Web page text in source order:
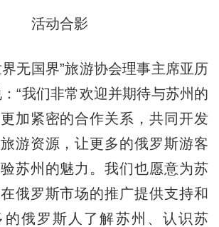
活动合影
国界”旅游协会理事主席亚历
“我们非常欢迎并期待与苏州的
加紧密的合作关系，共同开发
游资源，让更多的俄罗斯游客
苏州的魅力。我们也愿意为苏
俄罗斯市场的推广提供支持和
的俄罗斯人了解苏州、认识苏